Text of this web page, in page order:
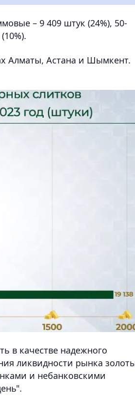
– 9 409 штук (24%), 50-
Алматы, Астана и Шымкент.
в качестве надежного
ликвидности рынка
и небанковскими